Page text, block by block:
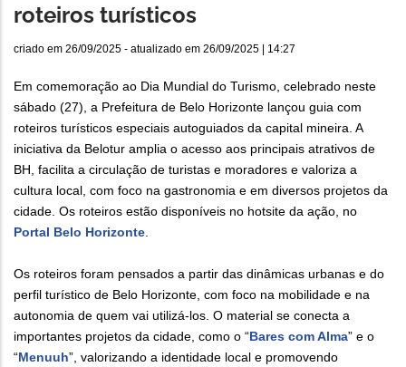
roteiros turísticos
criado em 26/09/2025 - atualizado em 26/09/2025 | 14:27
Em comemoração ao Dia Mundial do Turismo, celebrado neste
sábado (27), a Prefeitura de Belo Horizonte lançou guia com
roteiros turísticos especiais autoguiados da capital mineira. A
iniciativa da Belotur amplia o acesso aos principais atrativos de
BH, facilita a circulação de turistas e moradores e valoriza a
cultura local, com foco na gastronomia e em diversos projetos da
cidade. Os roteiros estão disponíveis no hotsite da ação, no
Portal Belo Horizonte.
Os roteiros foram pensados a partir das dinâmicas urbanas e do
perfil turístico de Belo Horizonte, com foco na mobilidade e na
autonomia de quem vai utilizá-los. O material se conecta a
importantes projetos da cidade, como o “Bares com Alma” e o
“Menuuh”, valorizando a identidade local e promovendo